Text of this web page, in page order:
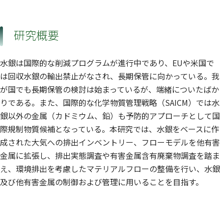
研究概要
水銀は国際的な削減プログラムが進行中であり、EUや米国で
は回収水銀の輸出禁止がなされ、長期保管に向かっている。我
が国でも長期保管の検討は始まっているが、端緒についたばか
りである。また、国際的な化学物質管理戦略（SAICM）では水
銀以外の金属（カドミウム、鉛）も予防的アプローチとして国
際規制物質候補となっている。本研究では、水銀をベースに作
成された大気への排出インベントリー、フローモデルを他有害
金属に拡張し、排出実態調査や有害金属含有廃棄物調査を踏ま
え、環境排出を考慮したマテリアルフローの整備を行い、水銀
及び他有害金属の制御および管理に用いることを目指す。